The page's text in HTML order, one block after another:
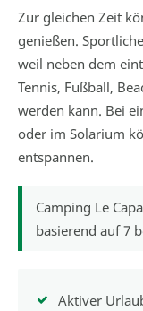
Zur gleichen Zeit
genießen.
weil neben dem
Tennis, Fußball,
werden kann. Bei
oder im Solarium
entspannen.
Camping Le
basierend auf7
Aktiver